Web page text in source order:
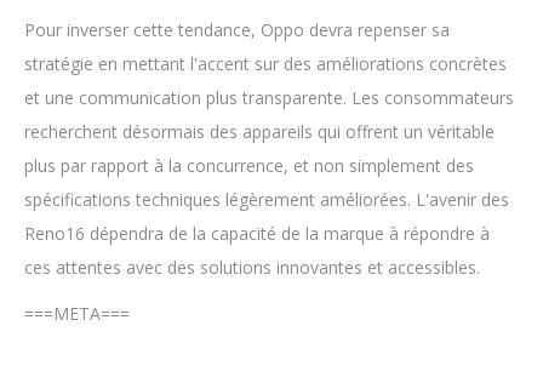
Pour inverser cette tendance, Oppo devra repenser sa
stratégie en mettant l'accent sur des améliorations concrètes
et une communication plus transparente. Les consommateurs
recherchent désormais des appareils qui offrent un véritable
plus par rapport à la concurrence, et non simplement des
spécifications techniques légèrement améliorées. L'avenir des
Reno16 dépendra de la capacité de la marque à répondre à
ces attentes avec des solutions innovantes et accessibles.
===META===